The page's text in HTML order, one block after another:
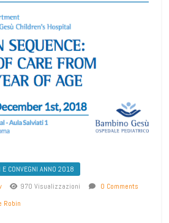
E CONVEGNI ANNO 2018
970 Visualizzazioni
0 Comments
Robin